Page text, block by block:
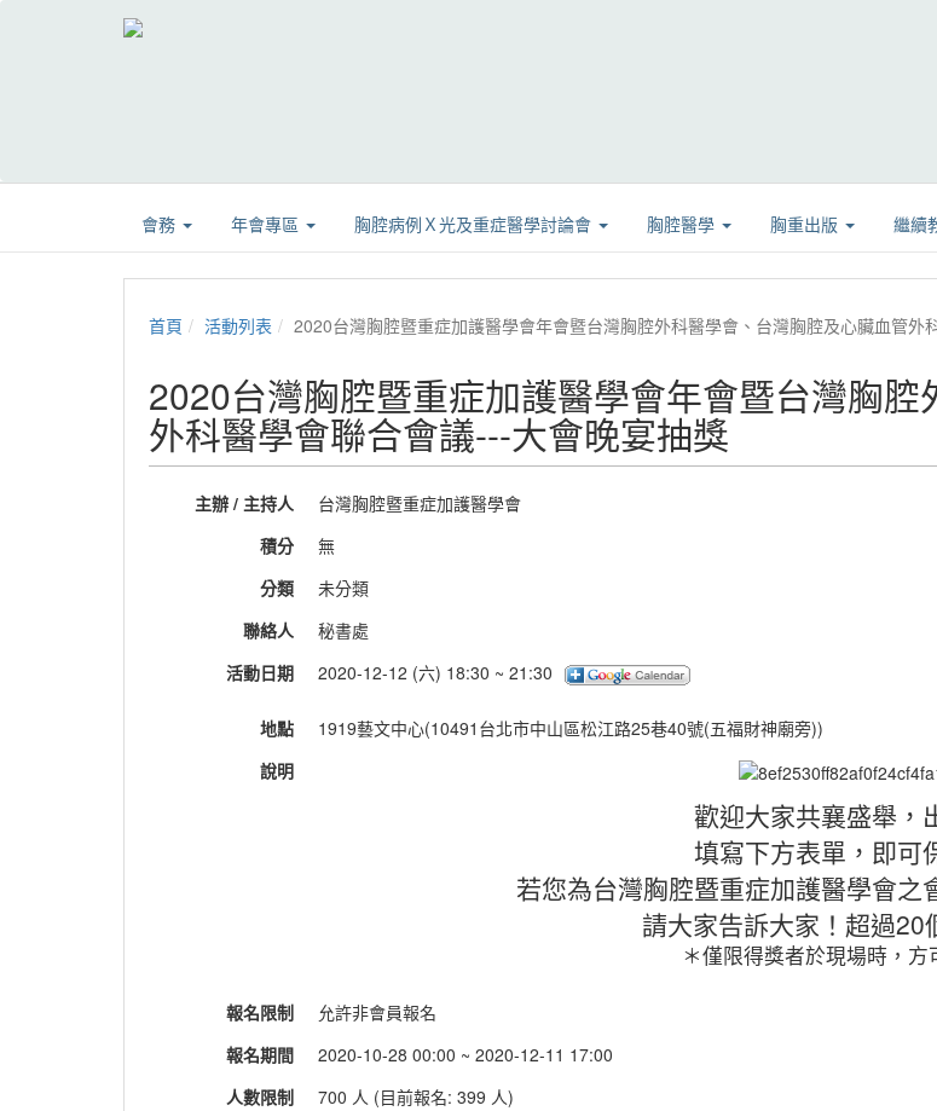
會務 年會專區 胸腔病例Ｘ光及重症醫學討論會 胸腔醫學 胸重出版 繼續
首頁 活動列表 2020台灣胸腔暨重症加護醫學會年會暨台灣胸腔外科醫學會、台灣胸腔及心臟血管外
2020台灣胸腔暨重症加護醫學會年會暨台灣胸
外科醫學會聯合會議---大會晚宴抽獎
主辦 / 主持人
台灣胸腔暨重症加護醫學會
積分
無
分類
未分類
聯絡人
秘書處
活動日期
2020-12-12 (六) 18:30 ~ 21:30
地點
1919藝文中心(10491台北市中山區松江路25巷40號(五福財神廟旁))
說明
歡迎大家共襄盛舉，
填寫下方表單，即可
若您為台灣胸腔暨重症加護醫學會之
請大家告訴大家！超過20
＊僅限得獎者於現場時，方
報名限制
允許非會員報名
報名期間
2020-10-28 00:00 ~ 2020-12-11 17:00
人數限制
700 人 (目前報名: 399 人)